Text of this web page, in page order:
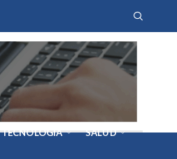
TECNOLOGÍA SALUD